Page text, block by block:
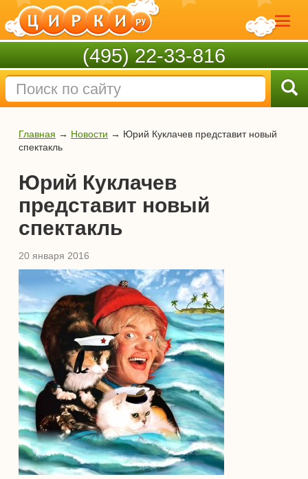
(495) 22-33-816
Главная → Новости → Юрий Куклачев представит новый
спектакль
Юрий Куклачев
представит новый
спектакль
20 января 2016